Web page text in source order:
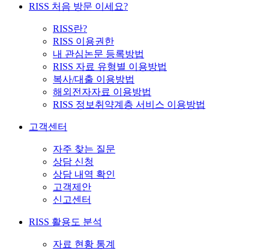
RISS 처음 방문 이세요?
RISS란?
RISS 이용권한
내 관심논문 등록방법
RISS 자료 유형별 이용방법
복사/대출 이용방법
해외전자자료 이용방법
RISS 정보취약계층 서비스 이용방법
고객센터
자주 찾는 질문
상담 신청
상담 내역 확인
고객제안
신고센터
RISS 활용도 분석
자료 현황 통계